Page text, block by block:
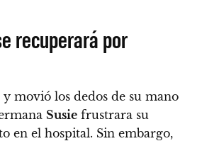
recuperará por
y movió los dedos de su mano
Susie frustrara su
en el hospital. Sin embargo,